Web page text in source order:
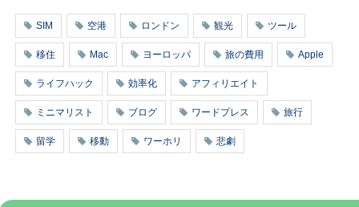
SIM 空港 ロンドン 観光 ツール
移住 Mac ヨーロッパ 旅の費用 Apple
ライフハック 効率化 アフィリエイト
ミニマリスト ブログ ワードプレス 旅行
留学 移動 ワーホリ 悲劇